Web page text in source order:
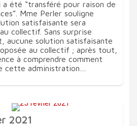
a été “transféré pour raison de
Mme Perler souligne
satisfaisante sera
collectif. Sans surprise
aucune solution satisfaisante
au collectif ; après tout,
à comprendre comment
cette administration…
2021